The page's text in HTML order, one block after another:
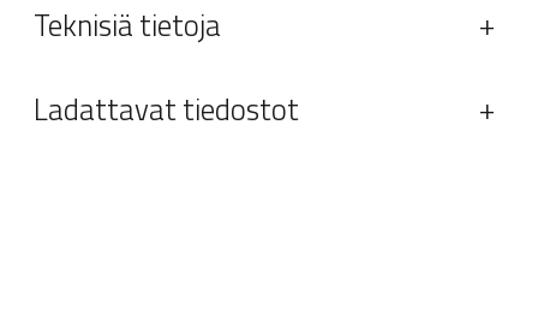
Teknisiä tietoja
+
Ladattavat tiedostot
+